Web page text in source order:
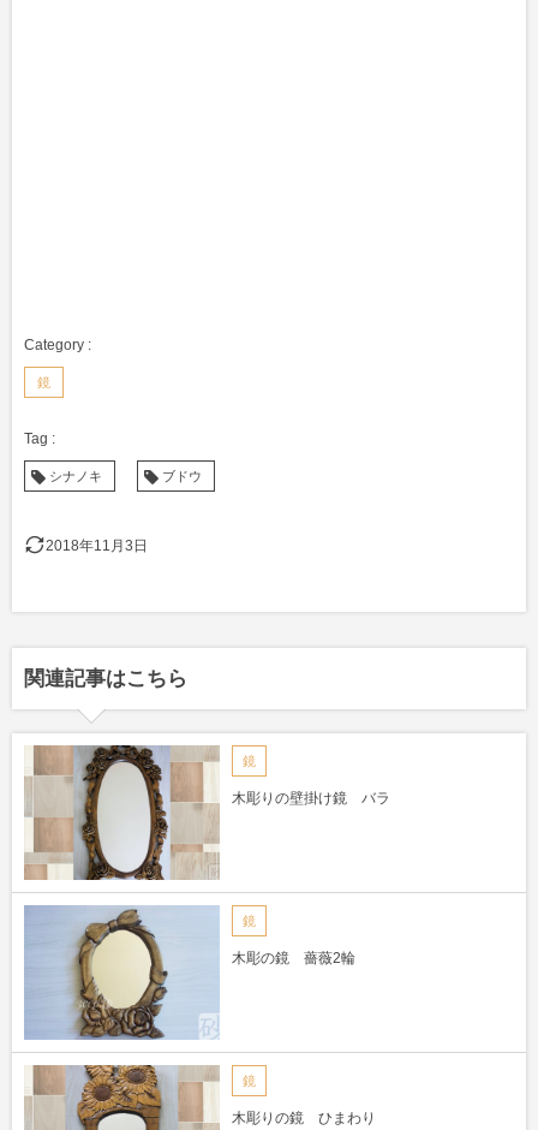
鏡
シナノキ ブドウ
2018年11月3日
関連記事はこちら
鏡
木彫りの壁掛け鏡 バラ
鏡
木彫の鏡 薔薇2輪
鏡
木彫りの鏡 ひまわり